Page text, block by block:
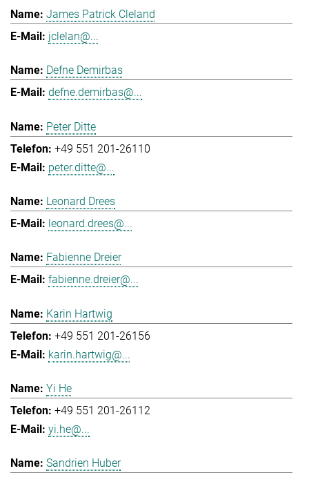
James Patrick Cleland
jclelan@...
Defne Demirbas
defne.demirbas@...
Peter Ditte
+49 551 201-26110
peter.ditte@...
Leonard Drees
leonard.drees@...
Fabienne Dreier
fabienne.dreier@...
Karin Hartwig
+49 551 201-26156
karin.hartwig@...
Yi He
+49 551 201-26112
yi.he@...
Sandrien Huber